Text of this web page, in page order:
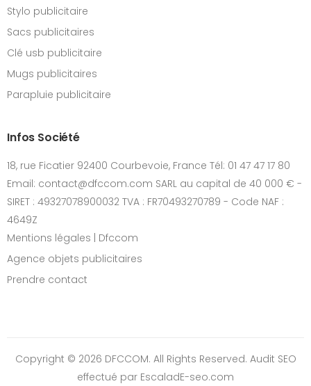
Stylo publicitaire
Sacs publicitaires
Clé usb publicitaire
Mugs publicitaires
Parapluie publicitaire
Infos Société
18, rue Ficatier 92400 Courbevoie, France Tél: 01 47 47 17 80
Email: contact@dfccom.com SARL au capital de 40 000 € -
SIRET : 49327078900032 TVA : FR70493270789 - Code NAF :
4649Z
Mentions légales | Dfccom
Agence objets publicitaires
Prendre contact
Copyright © 2026 DFCCOM. All Rights Reserved. Audit SEO
effectué par EscaladE-seo.com